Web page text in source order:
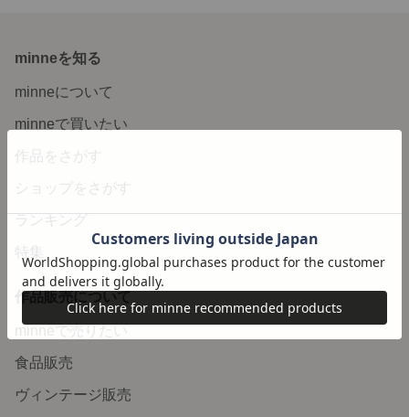
minneを知る
minneについて
minneで買いたい
作品をさがす
ショップをさがす
ランキング
特集
作品販売について
minneで売りたい
食品販売
ヴィンテージ販売